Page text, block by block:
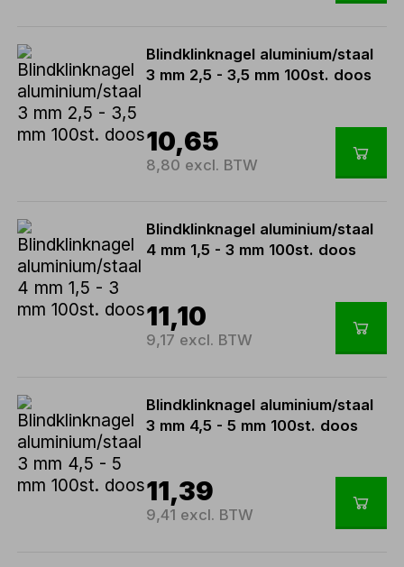
Blindklinknagel aluminium/staal
3 mm 2,5 - 3,5 mm 100st. doos
10,65
8,80 excl. BTW
Blindklinknagel aluminium/staal
4 mm 1,5 - 3 mm 100st. doos
11,10
9,17 excl. BTW
Blindklinknagel aluminium/staal
3 mm 4,5 - 5 mm 100st. doos
11,39
9,41 excl. BTW